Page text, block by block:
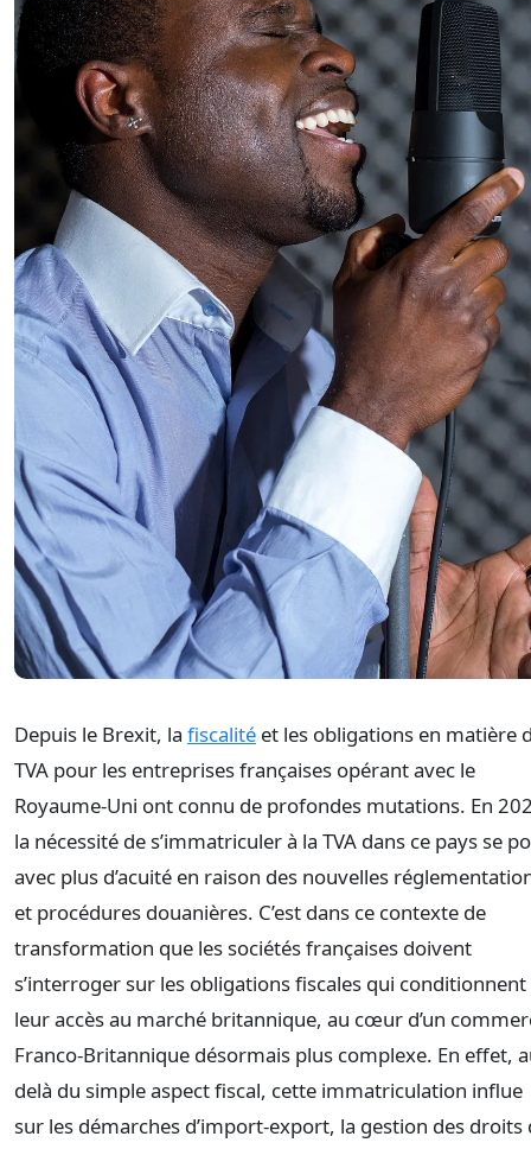
Depuis le Brexit, la fiscalité et les obligations en matière
TVA pour les entreprises françaises opérant avec le
Royaume-Uni ont connu de profondes mutations. En
la nécessité de s’immatriculer à la TVA dans ce pays se
avec plus d’acuité en raison des nouvelles
et procédures douanières. C’est dans ce contexte de
transformation que les sociétés françaises doivent
s’interroger sur les obligations fiscales qui conditionnent
leur accès au marché britannique, au cœur d’un
Franco-Britannique désormais plus complexe. En effet,
delà du simple aspect fiscal, cette immatriculation influe
sur les démarches d’import-export, la gestion des droits